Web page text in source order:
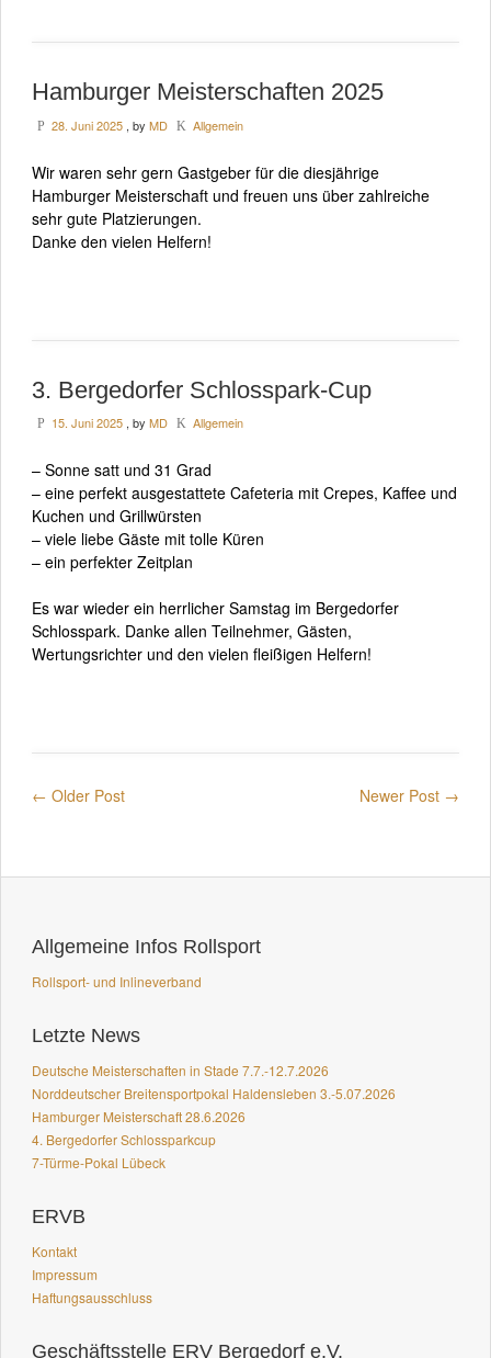
Hamburger Meisterschaften 2025
P 28. Juni 2025 , by MD K Allgemein
Wir waren sehr gern Gastgeber für die diesjährige
Hamburger Meisterschaft und freuen uns über zahlreiche
sehr gute Platzierungen.
Danke den vielen Helfern!
3. Bergedorfer Schlosspark-Cup
P 15. Juni 2025 , by MD K Allgemein
– Sonne satt und 31 Grad
– eine perfekt ausgestattete Cafeteria mit Crepes, Kaffee und
Kuchen und Grillwürsten
– viele liebe Gäste mit tolle Küren
– ein perfekter Zeitplan
Es war wieder ein herrlicher Samstag im Bergedorfer
Schlosspark. Danke allen Teilnehmer, Gästen,
Wertungsrichter und den vielen fleißigen Helfern!
← Older Post Newer Post →
Allgemeine Infos Rollsport
Rollsport- und Inlineverband
Letzte News
Deutsche Meisterschaften in Stade 7.7.-12.7.2026
Norddeutscher Breitensportpokal Haldensleben 3.-5.07.2026
Hamburger Meisterschaft 28.6.2026
4. Bergedorfer Schlossparkcup
7-Türme-Pokal Lübeck
ERVB
Kontakt
Impressum
Haftungsausschluss
Geschäftsstelle ERV Bergedorf e.V.